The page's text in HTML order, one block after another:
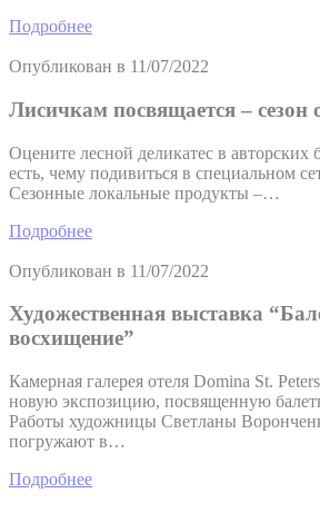
Подробнее
Опубликован в 11/07/2022
Лисичкам посвящается – сезон
Оцените лесной деликатес в авторских
есть, чему подивиться в специальном
Сезонные локальные продукты –…
Подробнее
Опубликован в 11/07/2022
Художественная выставка
восхищение”
Камерная галерея отеля Domina St.
новую экспозицию, посвященную
Работы художницы Светланы
погружают в…
Подробнее